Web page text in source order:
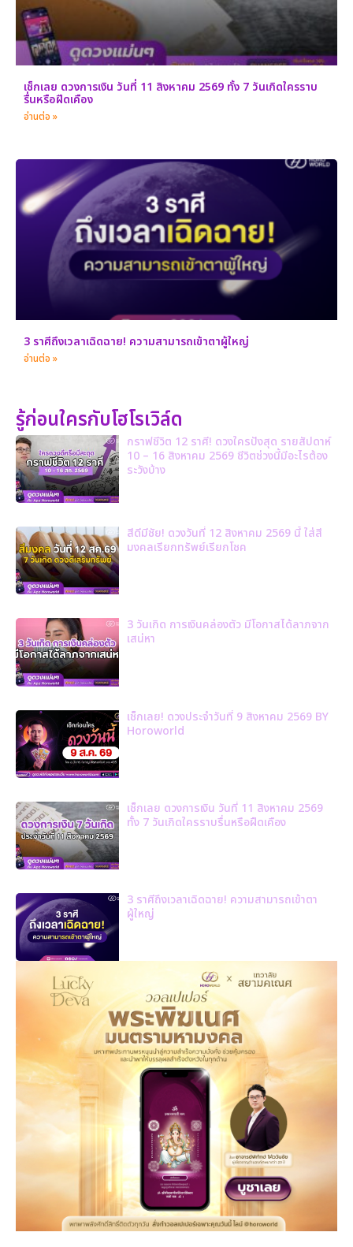
เช็กเลย ดวงการเงิน วันที่ 11 สิงหาคม 2569 ทั้ง 7 วันเกิดใครราบ
รื่นหรือฝืดเคือง
อ่านต่อ »
3 ราศีถึงเวลาเฉิดฉาย! ความสามารถเข้าตาผู้ใหญ่
อ่านต่อ »
รู้ก่อนใครกับโฮโรเวิล์ด
กราฟชีวิต 12 ราศี! ดวงใครปังสุด รายสัปดาห์
10 – 16 สิงหาคม 2569 ชีวิตช่วงนี้มีอะไรต้อง
ระวังบ้าง
สีดีมีชัย! ดวงวันที่ 12 สิงหาคม 2569 นี้ ใส่สี
มงคลเรียกทรัพย์เรียกโชค
3 วันเกิด การเงินคล่องตัว มีโอกาสได้ลาภจาก
เสน่หา
เช็กเลย! ดวงประจำวันที่ 9 สิงหาคม 2569 BY
Horoworld
เช็กเลย ดวงการเงิน วันที่ 11 สิงหาคม 2569
ทั้ง 7 วันเกิดใครราบรื่นหรือฝืดเคือง
3 ราศีถึงเวลาเฉิดฉาย! ความสามารถเข้าตา
ผู้ใหญ่